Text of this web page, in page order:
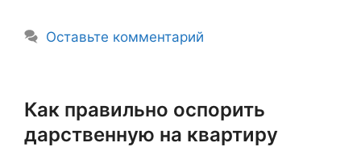
Оставьте комментарий
Как правильно оспорить
дарственную на квартиру